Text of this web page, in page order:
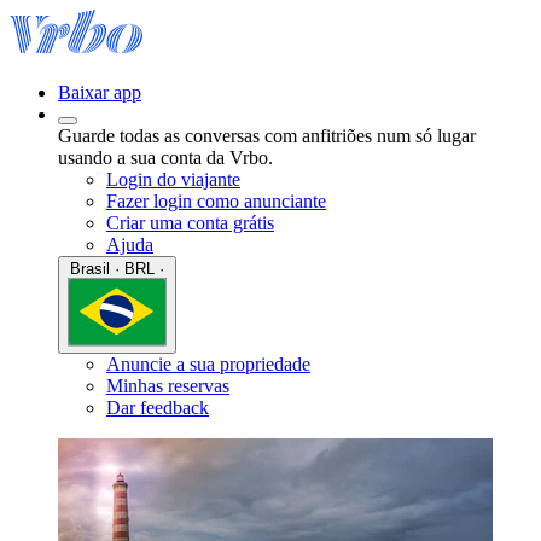
Baixar app
Guarde todas as conversas com anfitriões num só lugar
usando a sua conta da Vrbo.
Login do viajante
Fazer login como anunciante
Criar uma conta grátis
Ajuda
Anuncie a sua propriedade
Minhas reservas
Dar feedback